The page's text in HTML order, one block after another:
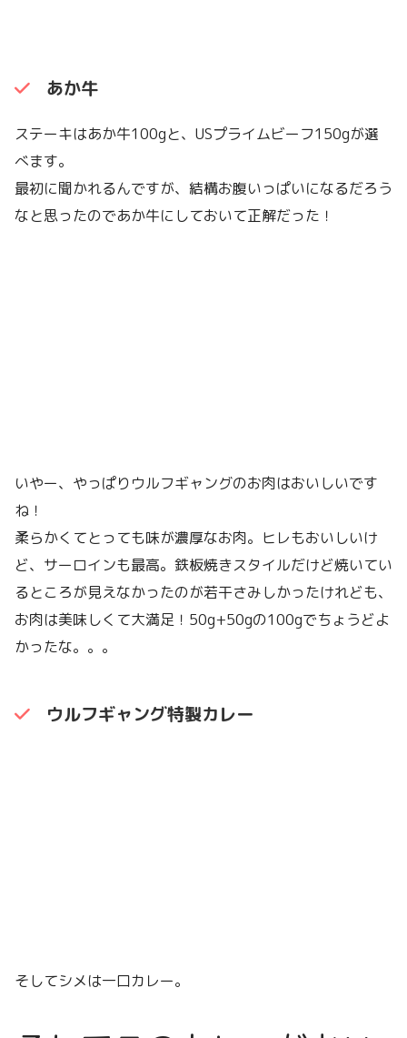
あか牛
ステーキはあか牛100gと、USプライムビーフ150gが選
べます。
最初に聞かれるんですが、結構お腹いっぱいになるだろう
なと思ったのであか牛にしておいて正解だった！
いやー、やっぱりウルフギャングのお肉はおいしいです
ね！
柔らかくてとっても味が濃厚なお肉。ヒレもおいしいけ
ど、サーロインも最高。鉄板焼きスタイルだけど焼いてい
るところが見えなかったのが若干さみしかったけれども、
お肉は美味しくて大満足！50g+50gの100gでちょうどよ
かったな。。。
ウルフギャング特製カレー
そしてシメは一口カレー。